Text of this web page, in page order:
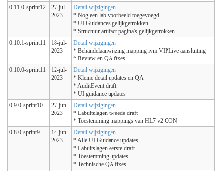
0.11.0-sprint12
27-jul-
2023
Detail wijzigingen
* Nog een lab voorbeeld toegevoegd
* UI Guidances gelijkgetrokken
* Structuur artifact pagina's gelijkgetrokken
0.10.1-sprint11
18-jul-
2023
Detail wijzigingen
* Behandelaanwijzing mapping ivm VIPLive aansluiting
* Review en QA fixes
0.10.0-sprint11
12-jul-
2023
Detail wijzigingen
* Kleine detail updates en QA
* AuditEvent draft
* UI guidance updates
0.9.0-sprint10
27-jun-
2023
Detail wijzigingen
* Labuitslagen tweede draft
* Toestemming mappings van HL7 v2 CON
0.8.0-sprint9
14-jun-
2023
Detail wijzigingen
* Alle UI Guidance updates
* Labuitslagen eerste draft
* Toestemming updates
* Technische QA fixes